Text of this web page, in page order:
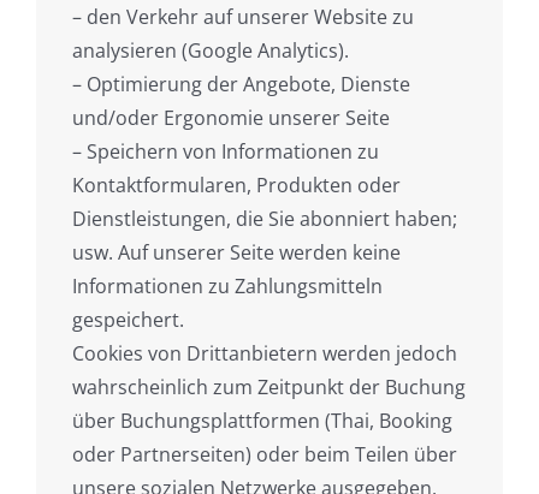
– den Verkehr auf unserer Website zu
analysieren (Google Analytics).
– Optimierung der Angebote, Dienste
und/oder Ergonomie unserer Seite
– Speichern von Informationen zu
Kontaktformularen, Produkten oder
Dienstleistungen, die Sie abonniert haben;
usw. Auf unserer Seite werden keine
Informationen zu Zahlungsmitteln
gespeichert.
Cookies von Drittanbietern werden jedoch
wahrscheinlich zum Zeitpunkt der Buchung
über Buchungsplattformen (Thai, Booking
oder Partnerseiten) oder beim Teilen über
unsere sozialen Netzwerke ausgegeben.